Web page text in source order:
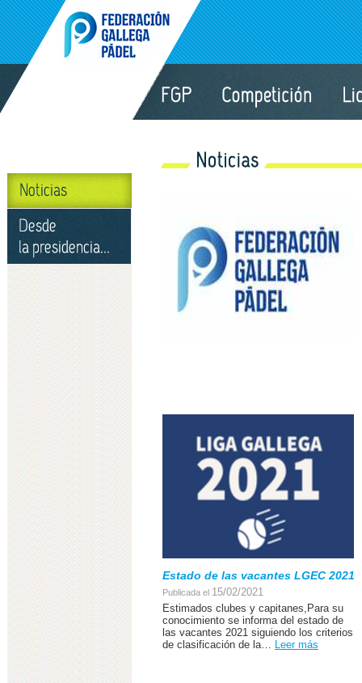
Estado de las vacantes LGEC 2021
Publicada el 15/02/2021
Estimados clubes y capitanes,Para su
conocimiento se informa del estado de
las vacantes 2021 siguiendo los criterios
de clasificación de la… Leer más